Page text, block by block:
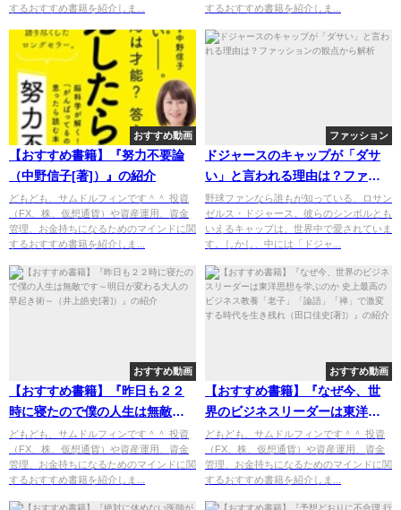
するおすすめ書籍を紹介しま...
するおすすめ書籍を紹介しま...
おすすめ動画
【おすすめ書籍】『努力不要論
（中野信子[著]）』の紹介
どもども、サムドルフィンです＾＾ 投資
（FX、株、仮想通貨）や資産運用、資金
管理、お金持ちになるためのマインドに関
するおすすめ書籍を紹介しま...
ファッション
ドジャースのキャップが「ダサ
い」と言われる理由は？ファッ
ションの観点から解析
野球ファンなら誰もが知っている、ロサン
ゼルス・ドジャース。彼らのシンボルとも
いえるキャップは、世界中で愛されていま
す。しかし、中には「ドジャ...
おすすめ動画
【おすすめ書籍】『昨日も２２
時に寝たので僕の人生は無敵で
す～明日が変わる大人の早起き
術～（井上皓史[著]）』の紹介
どもども、サムドルフィンです＾＾ 投資
（FX、株、仮想通貨）や資産運用、資金
管理、お金持ちになるためのマインドに関
するおすすめ書籍を紹介しま...
おすすめ動画
【おすすめ書籍】『なぜ今、世
界のビジネスリーダーは東洋思
想を学ぶのか 史上最高のビジネ
ス教養「老子」「論語」「禅」
で激変する時代を生き残れ（田
どもども、サムドルフィンです＾＾ 投資
（FX、株、仮想通貨）や資産運用、資金
管理、お金持ちになるためのマインドに関
するおすすめ書籍を紹介しま...